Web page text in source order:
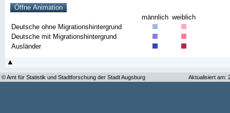
männlich weiblich
Deutsche ohne Migrationshintergrund
Deutsche mit Migrationshintergrund
Ausländer
© Amt für Statistik und Stadtforschung der Stadt Augsburg Aktualisiert am: